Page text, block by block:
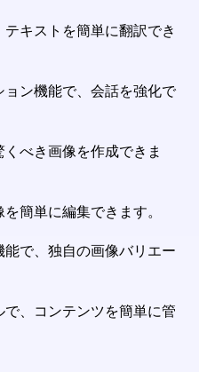
キストを簡単に翻訳でき
ン機能で、会話を強化で
べき画像を作成できま
簡単に編集できます。
で、独自の画像バリエー
、コンテンツを簡単に管